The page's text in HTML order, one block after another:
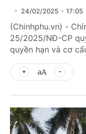
24/02/2025 17:05
(Chinhphu.vn) -
25/2025/NĐ-CP
quyền hạn và cơ
aA